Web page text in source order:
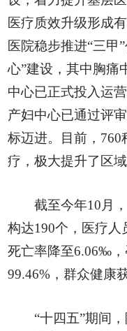
医疗质效升级形成
医院稳步推进“三甲
心”建设，其中胸痛
中心已正式投入运
产妇中心已通过评
标迈进。目前，760
疗，极大提升了区
截至今年10月
构达190个，医疗人
死亡率降至6.06‰
99.46%，群众健康
“十四五”期间